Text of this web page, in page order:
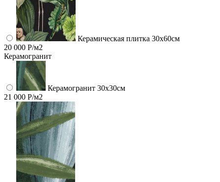
Керамическая плитка 30x60см
20 000 Р/м2
Керамогранит
Керамогранит 30х30см
21 000 Р/м2